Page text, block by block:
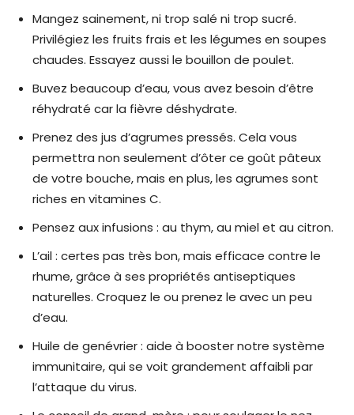
Mangez sainement, ni trop salé ni trop sucré.
Privilégiez les fruits frais et les légumes en soupes
chaudes. Essayez aussi le bouillon de poulet.
Buvez beaucoup d’eau, vous avez besoin d’être
réhydraté car la fièvre déshydrate.
Prenez des jus d’agrumes pressés. Cela vous
permettra non seulement d’ôter ce goût pâteux
de votre bouche, mais en plus, les agrumes sont
riches en vitamines C.
Pensez aux infusions : au thym, au miel et au citron.
L’ail : certes pas très bon, mais efficace contre le
rhume, grâce à ses propriétés antiseptiques
naturelles. Croquez le ou prenez le avec un peu
d’eau.
Huile de genévrier : aide à booster notre système
immunitaire, qui se voit grandement affaibli par
l’attaque du virus.